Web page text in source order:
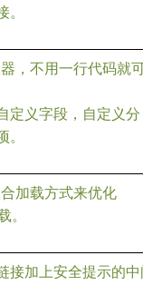
，不用一行代码就
定义字段，自定义分
加载方式来优化
。
接加上安全提示的